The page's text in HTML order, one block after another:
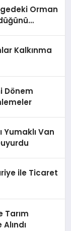
Orman
Kalkınma
Dönem
Yumaklı Van
ile Ticaret
Tarım